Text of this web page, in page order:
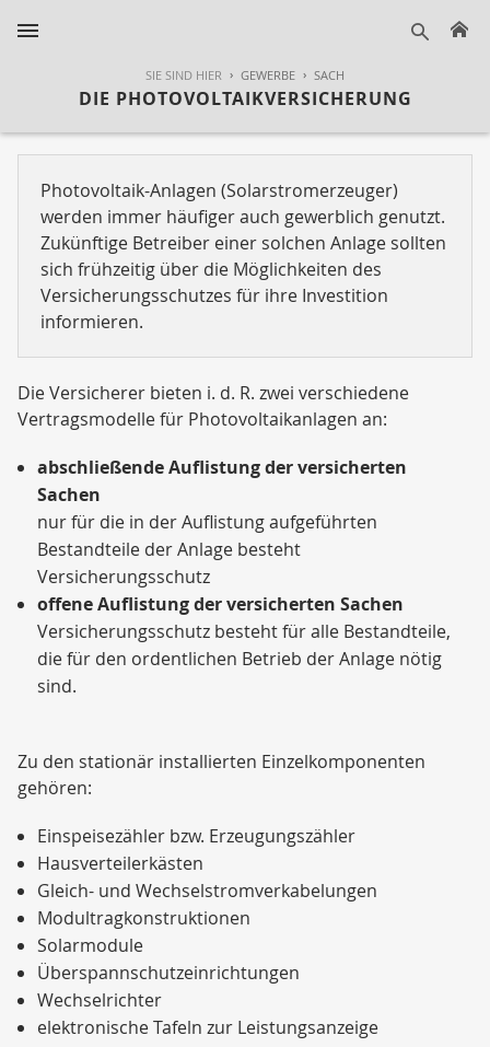
SIE SIND HIER GEWERBE SACH
DIE PHOTOVOLTAIKVERSICHERUNG
Photovoltaik-Anlagen (Solarstromerzeuger)
werden immer häufiger auch gewerblich genutzt.
Zukünftige Betreiber einer solchen Anlage sollten
sich frühzeitig über die Möglichkeiten des
Versicherungsschutzes für ihre Investition
informieren.
Die Versicherer bieten i. d. R. zwei verschiedene
Vertragsmodelle für Photovoltaikanlagen an:
abschließende Auflistung der versicherten
Sachen
nur für die in der Auflistung aufgeführten
Bestandteile der Anlage besteht
Versicherungsschutz
offene Auflistung der versicherten Sachen
Versicherungsschutz besteht für alle Bestandteile,
die für den ordentlichen Betrieb der Anlage nötig
sind.
Zu den stationär installierten Einzelkomponenten
gehören:
Einspeisezähler bzw. Erzeugungszähler
Hausverteilerkästen
Gleich- und Wechselstromverkabelungen
Modultragkonstruktionen
Solarmodule
Überspannschutzeinrichtungen
Wechselrichter
elektronische Tafeln zur Leistungsanzeige